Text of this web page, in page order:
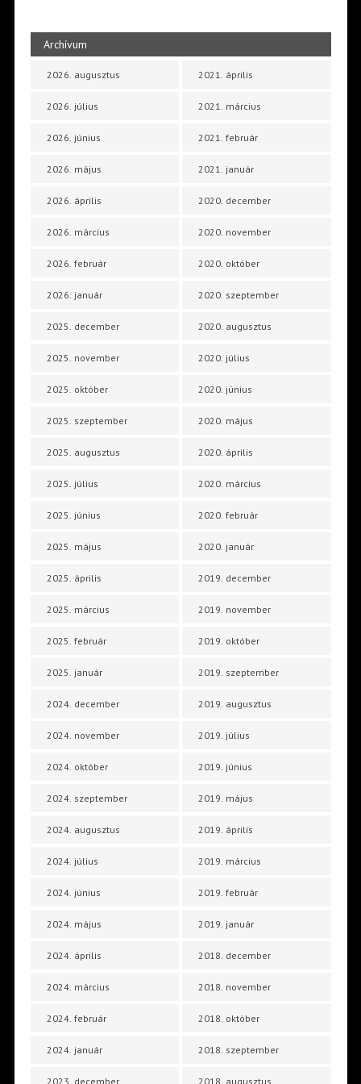
Archívum
2026. augusztus
2026. július
2026. június
2026. május
2026. április
2026. március
2026. február
2026. január
2025. december
2025. november
2025. október
2025. szeptember
2025. augusztus
2025. július
2025. június
2025. május
2025. április
2025. március
2025. február
2025. január
2024. december
2024. november
2024. október
2024. szeptember
2024. augusztus
2024. július
2024. június
2024. május
2024. április
2024. március
2024. február
2024. január
2023. december
2021. április
2021. március
2021. február
2021. január
2020. december
2020. november
2020. október
2020. szeptember
2020. augusztus
2020. július
2020. június
2020. május
2020. április
2020. március
2020. február
2020. január
2019. december
2019. november
2019. október
2019. szeptember
2019. augusztus
2019. július
2019. június
2019. május
2019. április
2019. március
2019. február
2019. január
2018. december
2018. november
2018. október
2018. szeptember
2018. augusztus